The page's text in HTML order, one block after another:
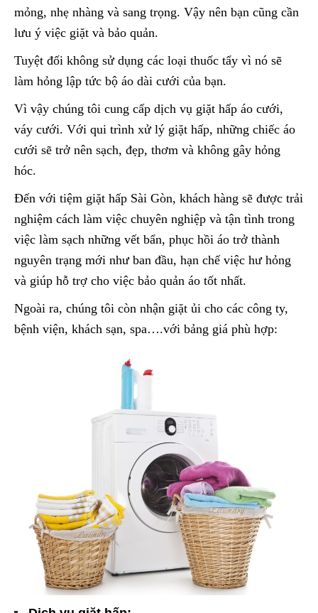
mỏng, nhẹ nhàng và sang trọng. Vậy nên bạn cũng cần
lưu ý việc giặt và bảo quản.
Tuyệt đối không sử dụng các loại thuốc tẩy vì nó sẽ
làm hỏng lập tức bộ áo dài cưới của bạn.
Vì vậy chúng tôi cung cấp dịch vụ giặt hấp áo cưới,
váy cưới. Với qui trình xử lý giặt hấp, những chiếc áo
cưới sẽ trở nên sạch, đẹp, thơm và không gây hỏng
hóc.
Đến với tiệm giặt hấp Sài Gòn, khách hàng sẽ được trải
nghiệm cách làm việc chuyên nghiệp và tận tình trong
việc làm sạch những vết bẩn, phục hồi áo trở thành
nguyên trạng mới như ban đầu, hạn chế việc hư hỏng
và giúp hỗ trợ cho việc bảo quản áo tốt nhất.
Ngoài ra, chúng tôi còn nhận giặt ủi cho các công ty,
bệnh viện, khách sạn, spa….với bảng giá phù hợp: